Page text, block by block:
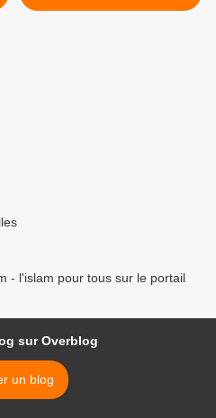
Croyants >
- l'islam pour tous sur le portail
sur Overblog
un blog